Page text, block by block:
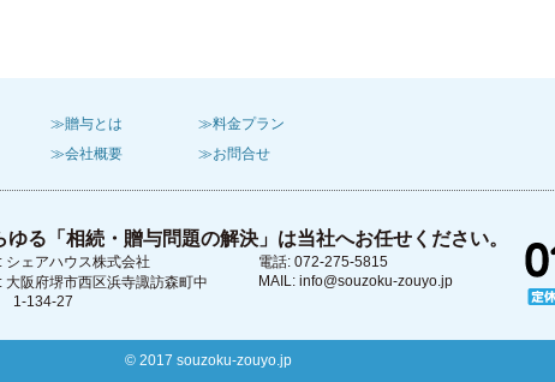
≫贈与とは
≫料金プラン
≫会社概要 ≫お問合せ
ゆる「相続・贈与問題の解決」は当社へお任せください。
シェアハウス株式会社
電話: 072-275-5815
大阪府堺市西区浜寺諏訪森町中
27
MAIL: info@souzoku-zouyo.jp
© 2017 souzoku-zouyo.jp